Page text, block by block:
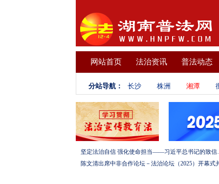
网站首页 法治资讯 普法动态
分站导航： 长沙 株洲 湘潭
坚定法治自信 强化使